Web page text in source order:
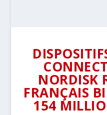
NORDISK
FRANÇAIS
154